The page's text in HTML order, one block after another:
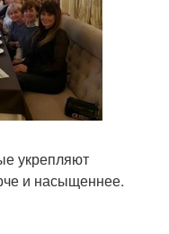
укрепляют
и насыщеннее.